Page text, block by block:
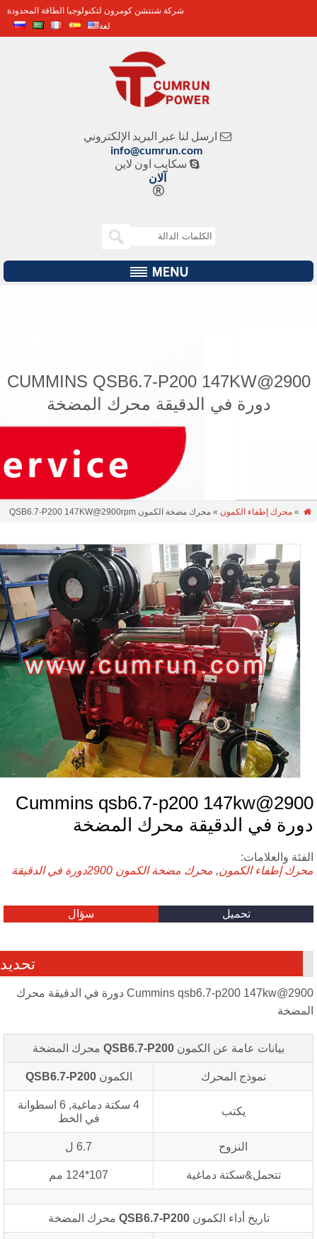
شركة شنتشن كومرون لتكنولوجيا الطاقة المحدودة
لغة
ارسل لنا عبر البريد الإلكتروني
info@cumrun.com
سكايب اون لاين
آلان

CUMMINS QSB6.7-P200
دورة في الدقيقة محرك المضخة
» محرك إطفاء الكمون» محرك مضخة الكمون QSB6.7-P200 147KW@2900rpm
Cummins qsb6.7-p200
في الدقيقة محرك المضخة
والعلامات:
إطفاء الكمون,محرك مضخة الكمون 2900دورة في الدقيقة
تحميل سؤال
تحديد
Cummins qsb6.7-p200 147kw@2900 دورة في الدقيقة محرك
بيانات عامة عن الكمونQSB6.7-P200 محرك المضخة
نموذج المحرك الكمونQSB6.7-P200
يكتب
4 سكتة دماغية, 6 اسطوانة
في الخط
النزوح 6.7 ل
تتحمل&سكتة دماغية 107*124 مم
تاريخ أداء الكمونQSB6.7-P200 محرك المضخة